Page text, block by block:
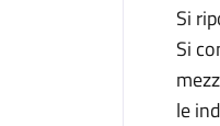
Si
Si
le